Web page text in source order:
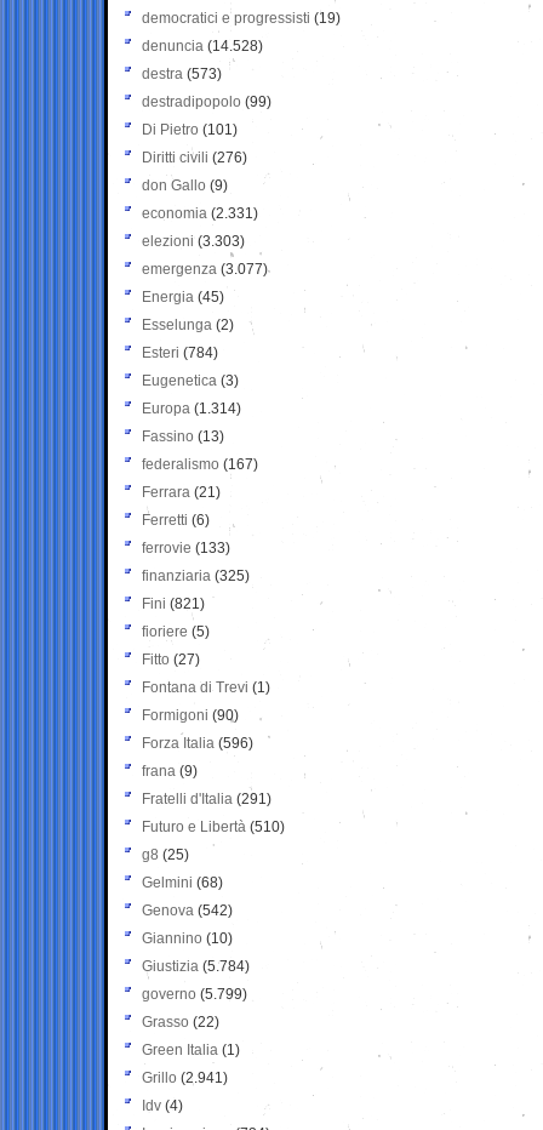
democratici e progressisti (19)
denuncia (14.528)
destra (573)
destradipopolo (99)
Di Pietro (101)
Diritti civili (276)
don Gallo (9)
economia (2.331)
elezioni (3.303)
emergenza (3.077)
Energia (45)
Esselunga (2)
Esteri (784)
Eugenetica (3)
Europa (1.314)
Fassino (13)
federalismo (167)
Ferrara (21)
Ferretti (6)
ferrovie (133)
finanziaria (325)
Fini (821)
fioriere (5)
Fitto (27)
Fontana di Trevi (1)
Formigoni (90)
Forza Italia (596)
frana (9)
Fratelli d'Italia (291)
Futuro e Libertà (510)
g8 (25)
Gelmini (68)
Genova (542)
Giannino (10)
Giustizia (5.784)
governo (5.799)
Grasso (22)
Green Italia (1)
Grillo (2.941)
Idv (4)